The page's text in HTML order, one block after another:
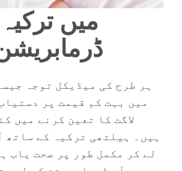
ہر طرح کی میڈیکل توجہ
میں بہت کم قیمت پر
لاگت کا تعین کرنے میں
ہیں۔ ہیلتھی ترکیہ کے ساتھ
لے کر مکمل طور پر صحت یاب